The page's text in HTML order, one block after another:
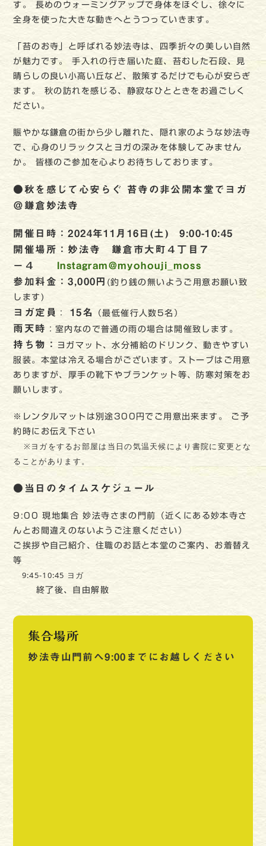
す。 長めのウォーミングアップで身体をほぐし、徐々に
全身を使った大きな動きへとうつっていきます。
「苔のお寺」と呼ばれる妙法寺は、四季折々の美しい自然
が魅力です。 手入れの行き届いた庭、苔むした石段、見
晴らしの良い小高い丘など、散策するだけでも心が安らぎ
ます。 秋の訪れを感じる、静寂なひとときをお過ごしく
ださい。
賑やかな鎌倉の街から少し離れた、隠れ家のような妙法寺
で、心身のリラックスとヨガの深みを体験してみません
か。 皆様のご参加を心よりお待ちしております。
●秋を感じて心安らぐ 苔寺の非公開本堂でヨガ
＠鎌倉妙法寺
開催日時：2024年11月16日(土) 9:00-10:45
開催場所：妙法寺 鎌倉市大町４丁目７
−４ Instagram@myohouji_moss
参加料金：3,000円 (釣り銭の無いようご用意お願い致
します)
ヨガ定員 ： 15名 （最低催行人数5名）
雨天時 ：室内なので普通の雨の場合は開催致します。
持ち物：
ヨガマット、水分補給のドリンク、動きやすい
服装。本堂は冷える場合がございます。ストーブはご用意
ありますが、厚手の靴下やブランケット等、防寒対策をお
願いします。
※レンタルマットは別途300円でご用意出来ます。 ご予
約時にお伝え下さい
※ヨガをするお部屋は当日の気温天候により書院に変更とな
ることがあります。
●当日のタイムスケジュール
9:00 現地集合 妙法寺さまの門前（近くにある妙本寺さ
んとお間違えのないようご注意ください）
ご挨拶や自己紹介、住職のお話と本堂のご案内、お着替え
等
9:45-10:45 ヨガ
終了後、自由解散
集合場所
妙法寺山門前へ9:00までにお越しください